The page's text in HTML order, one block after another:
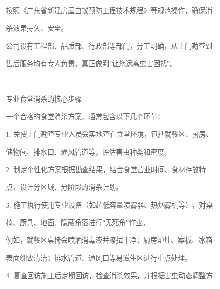
按照《广东省新建房屋白蚁预防工程技术规程》等规范操作，确保消
杀效果持久、安全。
公司设有工程部、品质部、行政部等部门，分工明确，从上门勘查到
售后服务均有专人负责，真正做到“让您远离虫害困扰”。
专业食堂消杀的核心步骤
一个合格的食堂消杀方案，通常包含以下几个环节：
1. 免费上门勘查专业人员会实地查看食堂环境，包括就餐区、厨房、
储物间、排水口、通风管道等，评估害虫种类和密度。
2. 制定个性化方案根据勘查结果，结合食堂营业时间、食材存放特
点，设计分区域、分阶段的消杀计划。
3. 施工执行使用专业设备（如超低容量喷雾器、热烟雾机等），对桌
椅、厨具、地面、隐蔽角落进行“无死角”作业。
例如，就餐区桌椅会喷洒消毒液并擦拭干净；厨房炉灶、案板、冰箱
表面细致清洁；排水管道、通风口等易滋生区进行重点处理。
4. 复查回访施工后定期回访，检查消杀效果，并根据害虫动态调整方